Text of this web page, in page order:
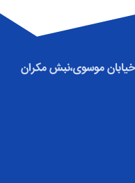
موسوی،نبش مکران